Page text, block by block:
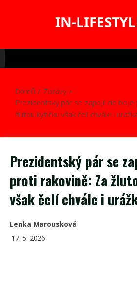
IN-
Domů
Zprávy
Prezidentský pár se zapojil do boje
žlutou kytičku však čelí chvále i
Prezidentský pár se
proti rakovině: Za
však čelí chvále i
Lenka Marousková
17. 5. 2026